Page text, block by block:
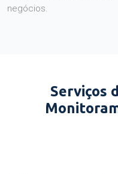
negócios.
Serviços